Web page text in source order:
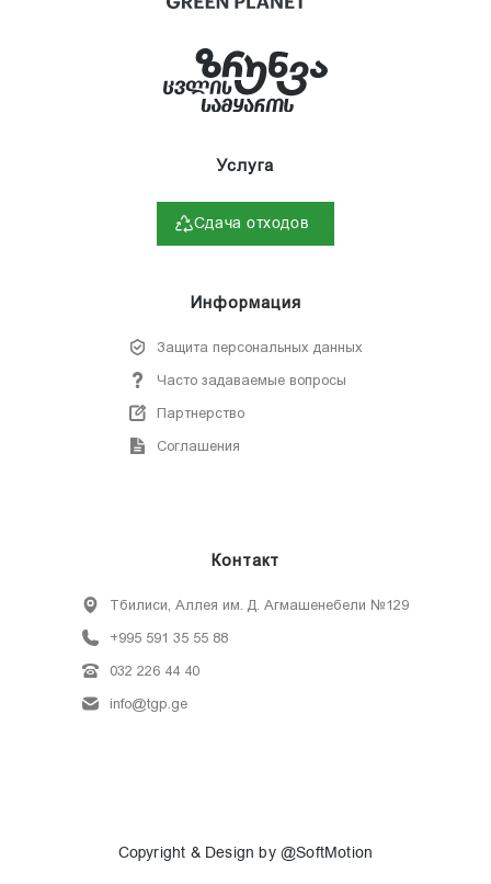
Услуга
Сдача отходов
Информация
Защита персональных данных
Часто задаваемые вопросы
Партнерство
Соглашения
Контакт
Тбилиси, Аллея им. Д. Агмашенебели №129
+995 591 35 55 88
032 226 44 40
info@tgp.ge
Copyright & Design by @SoftMotion